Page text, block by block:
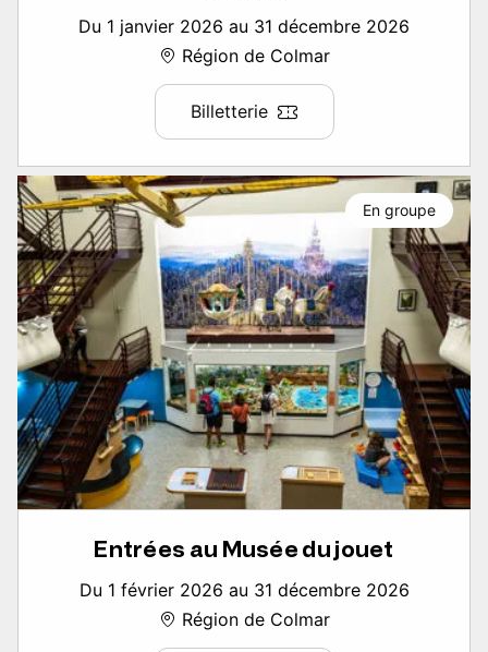
Du 1 janvier 2026 au 31 décembre 2026
Région de Colmar
Billetterie
Entrées au Musée du jouet
Du 1 février 2026 au 31 décembre 2026
Région de Colmar
En groupe